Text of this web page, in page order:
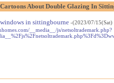
About Double Glazing In
in sittingbourne -(2023/07/
__media__/js/netsoltrademark.php?